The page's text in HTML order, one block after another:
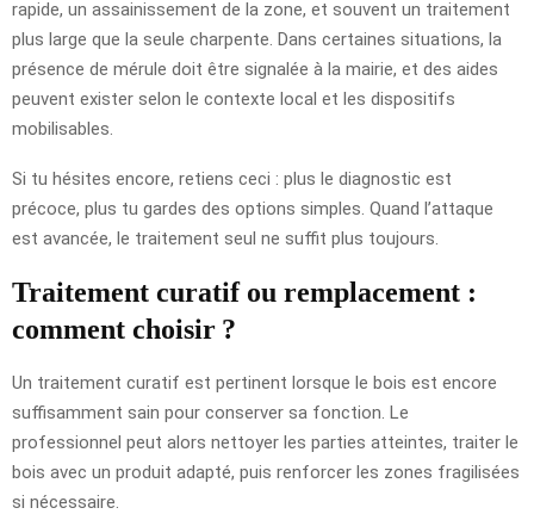
rapide, un assainissement de la zone, et souvent un traitement
plus large que la seule charpente. Dans certaines situations, la
présence de mérule doit être signalée à la mairie, et des aides
peuvent exister selon le contexte local et les dispositifs
mobilisables.
Si tu hésites encore, retiens ceci : plus le diagnostic est
précoce, plus tu gardes des options simples. Quand l’attaque
est avancée, le traitement seul ne suffit plus toujours.
Traitement curatif ou remplacement :
comment choisir ?
Un traitement curatif est pertinent lorsque le bois est encore
suffisamment sain pour conserver sa fonction. Le
professionnel peut alors nettoyer les parties atteintes, traiter le
bois avec un produit adapté, puis renforcer les zones fragilisées
si nécessaire.